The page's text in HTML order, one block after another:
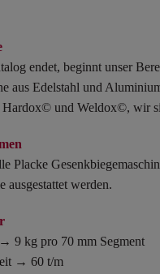
endet, beginnt unser
aus Edelstahl und
und Weldox©, wir
Placke
ausgestattet werden.
9 kg pro 70 mm Segment
→ 60 t/m